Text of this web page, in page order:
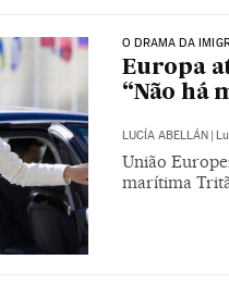
O DRAMA DA
Europa
“Não há
LUCÍA ABELLÁN
União
marítima